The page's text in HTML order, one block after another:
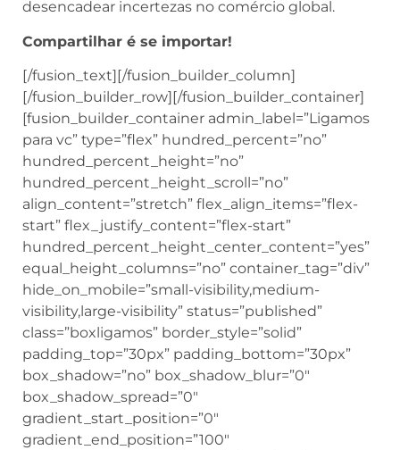
[/fusion_text][/fusion_builder_column]
[/fusion_builder_row][/fusion_builder_container]
[fusion_builder_container admin_label=”Ligamos
para vc” type=”flex” hundred_percent=”no”
hundred_percent_height=”no”
hundred_percent_height_scroll=”no”
align_content=”stretch” flex_align_items=”flex-
start” flex_justify_content=”flex-start”
hundred_percent_height_center_content=”yes”
equal_height_columns=”no” container_tag=”div”
hide_on_mobile=”small-visibility,medium-
visibility,large-visibility” status=”published”
class=”boxligamos” border_style=”solid”
padding_top=”30px” padding_bottom=”30px”
box_shadow=”no” box_shadow_blur=”0″
box_shadow_spread=”0″
gradient_start_position=”0″
gradient_end_position=”100″
gradient_type=”linear” radial_direction=”center